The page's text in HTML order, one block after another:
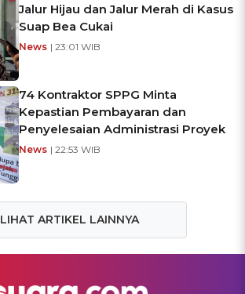
Jalur Hijau dan Jalur Merah di Kasus
Suap Bea Cukai
News | 23:01 WIB
74 Kontraktor SPPG Minta
Kepastian Pembayaran dan
Penyelesaian Administrasi Proyek
News | 22:53 WIB
LIHAT ARTIKEL LAINNYA